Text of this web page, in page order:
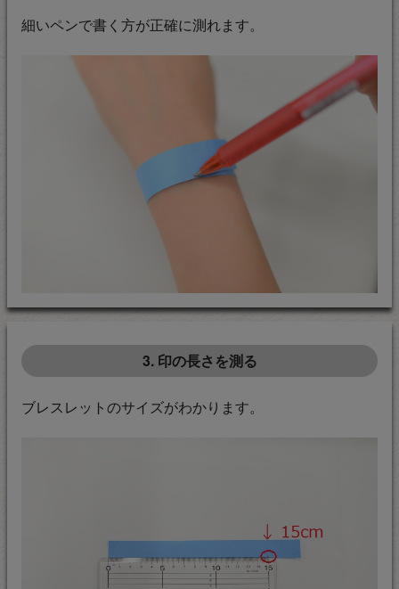
細いペンで書く方が正確に測れます。
3. 印の長さを測る
ブレスレットのサイズがわかります。